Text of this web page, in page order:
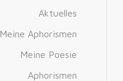
Aktuelles
Meine Aphorismen
Meine Poesie
Aphorismen